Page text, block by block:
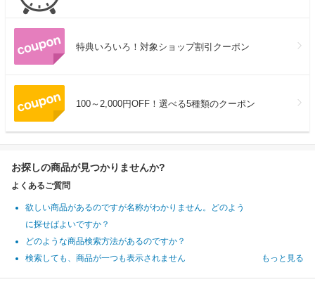
特典いろいろ！対象ショップ割引クーポン
100～2,000円OFF！選べる5種類のクーポン
お探しの商品が見つかりませんか?
よくあるご質問
欲しい商品があるのですが名称がわかりません。どのよう
に探せばよいですか？
どのような商品検索方法があるのですか？
検索しても、商品が一つも表示されません
もっと見る